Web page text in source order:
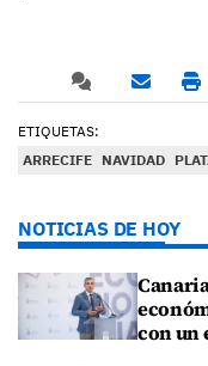
ETIQUETAS:
ARRECIFE NAVIDAD
NOTICIAS DE HOY
con un